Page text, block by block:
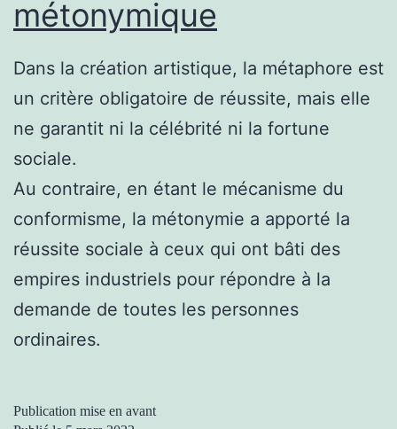
métonymique
Dans la création artistique, la métaphore est
un critère obligatoire de réussite, mais elle
ne garantit ni la célébrité ni la fortune
sociale.
Au contraire, en étant le mécanisme du
conformisme, la métonymie a apporté la
réussite sociale à ceux qui ont bâti des
empires industriels pour répondre à la
demande de toutes les personnes
ordinaires.
Publication mise en avant